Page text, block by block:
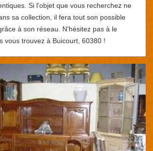
Si l'objet que vous recherchez ne
sa collection, il fera tout son possible
à son réseau. N'hésitez pas à le
vous trouvez à Buicourt, 60380 !